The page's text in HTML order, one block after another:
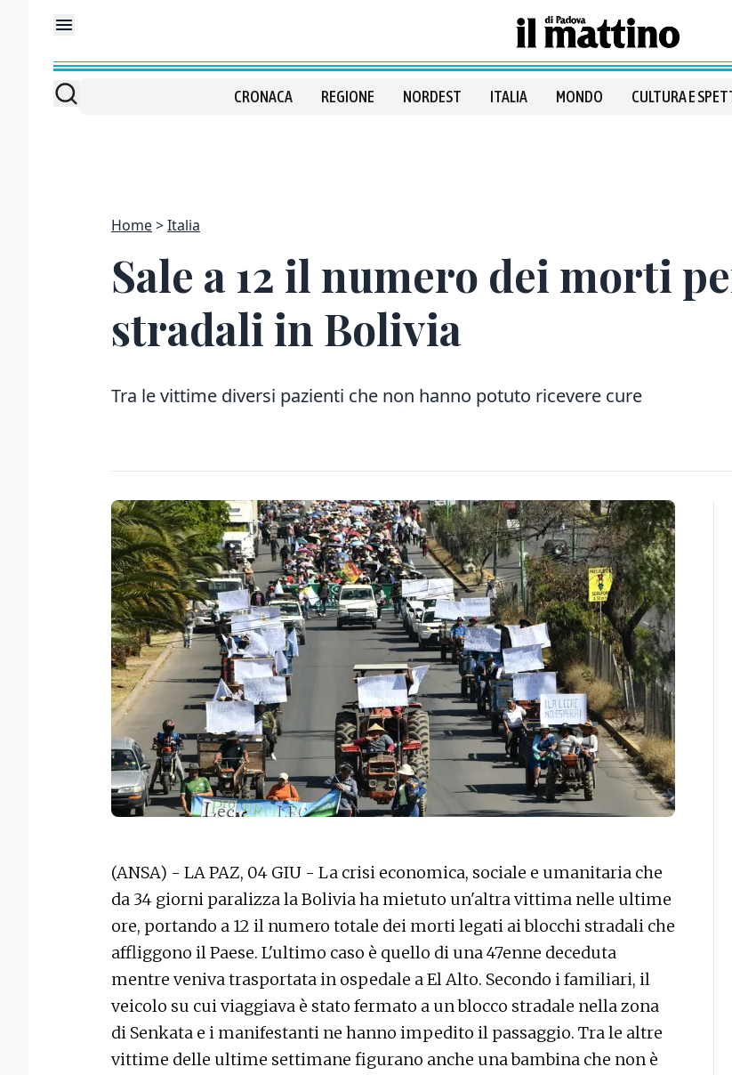
CRONACA REGIONE NORDEST ITALIA MONDO CULTURA E
Home Italia
Sale a 12 il numero dei morti
stradali in Bolivia
Tra le vittime diversi pazienti che non hanno potuto ricevere cure
(ANSA) - LA PAZ, 04 GIU - La crisi economica, sociale e umanitaria che
da 34 giorni paralizza la Bolivia ha mietuto un'altra vittima nelle ultime
ore, portando a 12 il numero totale dei morti legati ai blocchi stradali che
affliggono il Paese. L'ultimo caso è quello di una 47enne deceduta
mentre veniva trasportata in ospedale a El Alto. Secondo i familiari, il
veicolo su cui viaggiava è stato fermato a un blocco stradale nella zona
di Senkata e i manifestanti ne hanno impedito il passaggio. Tra le altre
vittime delle ultime settimane figurano anche una bambina che non è